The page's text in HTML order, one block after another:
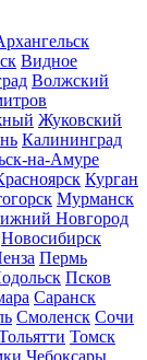
Видное
Волжский
Жуковский
Калининград
на-Амуре
Курган
Мурманск
Новгород
Новосибирск
Пермь
Псков
Саранск
Смоленск Сочи
Томск
Чебоксары